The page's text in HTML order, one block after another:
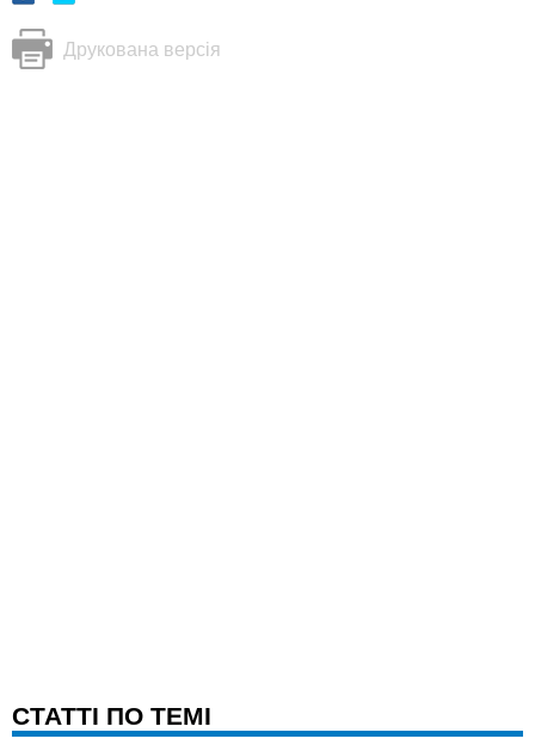
Друкована версія
CТАТТІ ПО ТЕМІ